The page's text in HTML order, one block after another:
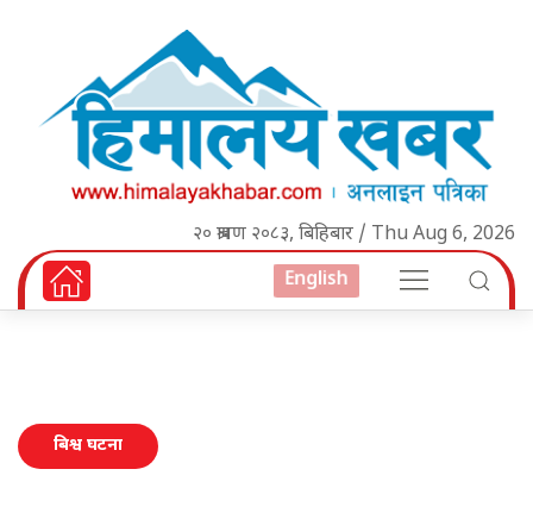
२० श्रावण २०८३, बिहिबार / Thu Aug 6, 2026
English
बिश्व घटना